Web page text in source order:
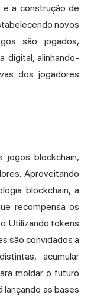
e a construção de
novos
são jogados,
digital, alinhando-
dos jogadores
jogos blockchain,
Aproveitando
blockchain, a
recompensa os
Utilizando tokens
são convidados a
acumular
moldar o futuro
lançando as bases